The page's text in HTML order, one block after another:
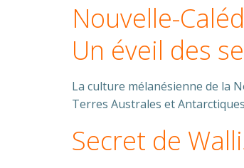
Nouvelle-
Un éveil des
La culture mélanésienne de la
Terres Australes et
Secret de